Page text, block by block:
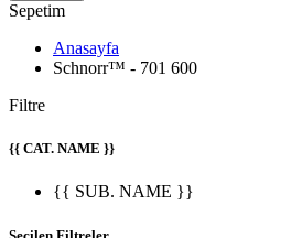
Sepetim
Anasayfa
Schnorr™ - 701 600
Filtre
{{ CAT. NAME }}
{{ SUB. NAME }}